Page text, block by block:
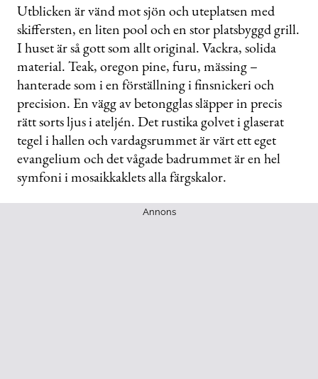
Utblicken är vänd mot sjön och uteplatsen med
skiffersten, en liten pool och en stor platsbyggd grill.
I huset är så gott som allt original. Vackra, solida
material. Teak, oregon pine, furu, mässing –
hanterade som i en förställning i finsnickeri och
precision. En vägg av betongglas släpper in precis
rätt sorts ljus i ateljén. Det rustika golvet i glaserat
tegel i hallen och vardagsrummet är värt ett eget
evangelium och det vågade badrummet är en hel
symfoni i mosaikkaklets alla färgskalor.
Annons